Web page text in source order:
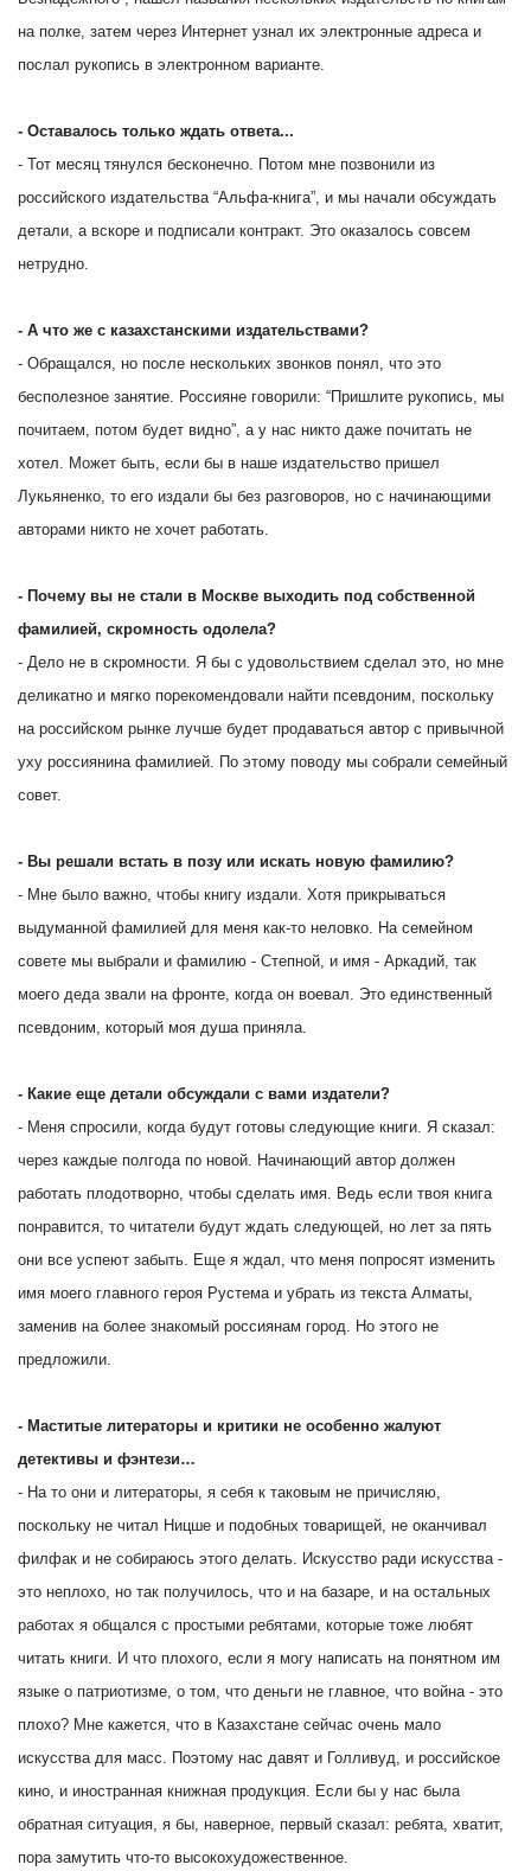
на полке, затем через Интернет узнал их электронные адреса и
послал рукопись в электронном варианте.
- Оставалось только ждать ответа...
- Тот месяц тянулся бесконечно. Потом мне позвонили из
российского издательства “Альфа-книга”, и мы начали обсуждать
детали, а вскоре и подписали контракт. Это оказалось совсем
нетрудно.
- А что же с казахстанскими издательствами?
- Обращался, но после нескольких звонков понял, что это
бесполезное занятие. Россияне говорили: “Пришлите рукопись, мы
почитаем, потом будет видно”, а у нас никто даже почитать не
хотел. Может быть, если бы в наше издательство пришел
Лукьяненко, то его издали бы без разговоров, но с начинающими
авторами никто не хочет работать.
- Почему вы не стали в Москве выходить под собственной
фамилией, скромность одолела?
- Дело не в скромности. Я бы с удовольствием сделал это, но мне
деликатно и мягко порекомендовали найти псевдоним, поскольку
на российском рынке лучше будет продаваться автор с привычной
уху россиянина фамилией. По этому поводу мы собрали семейный
совет.
- Вы решали встать в позу или искать новую фамилию?
- Мне было важно, чтобы книгу издали. Хотя прикрываться
выдуманной фамилией для меня как-то неловко. На семейном
совете мы выбрали и фамилию - Степной, и имя - Аркадий, так
моего деда звали на фронте, когда он воевал. Это единственный
псевдоним, который моя душа приняла.
- Какие еще детали обсуждали с вами издатели?
- Меня спросили, когда будут готовы следующие книги. Я сказал:
через каждые полгода по новой. Начинающий автор должен
работать плодотворно, чтобы сделать имя. Ведь если твоя книга
понравится, то читатели будут ждать следующей, но лет за пять
они все успеют забыть. Еще я ждал, что меня попросят изменить
имя моего главного героя Рустема и убрать из текста Алматы,
заменив на более знакомый россиянам город. Но этого не
предложили.
- Маститые литераторы и критики не особенно жалуют
детективы и фэнтези…
- На то они и литераторы, я себя к таковым не причисляю,
поскольку не читал Ницше и подобных товарищей, не оканчивал
филфак и не собираюсь этого делать. Искусство ради искусства -
это неплохо, но так получилось, что и на базаре, и на остальных
работах я общался с простыми ребятами, которые тоже любят
читать книги. И что плохого, если я могу написать на понятном им
языке о патриотизме, о том, что деньги не главное, что война - это
плохо? Мне кажется, что в Казахстане сейчас очень мало
искусства для масс. Поэтому нас давят и Голливуд, и российское
кино, и иностранная книжная продукция. Если бы у нас была
обратная ситуация, я бы, наверное, первый сказал: ребята, хватит,
пора замутить что-то высокохудожественное.